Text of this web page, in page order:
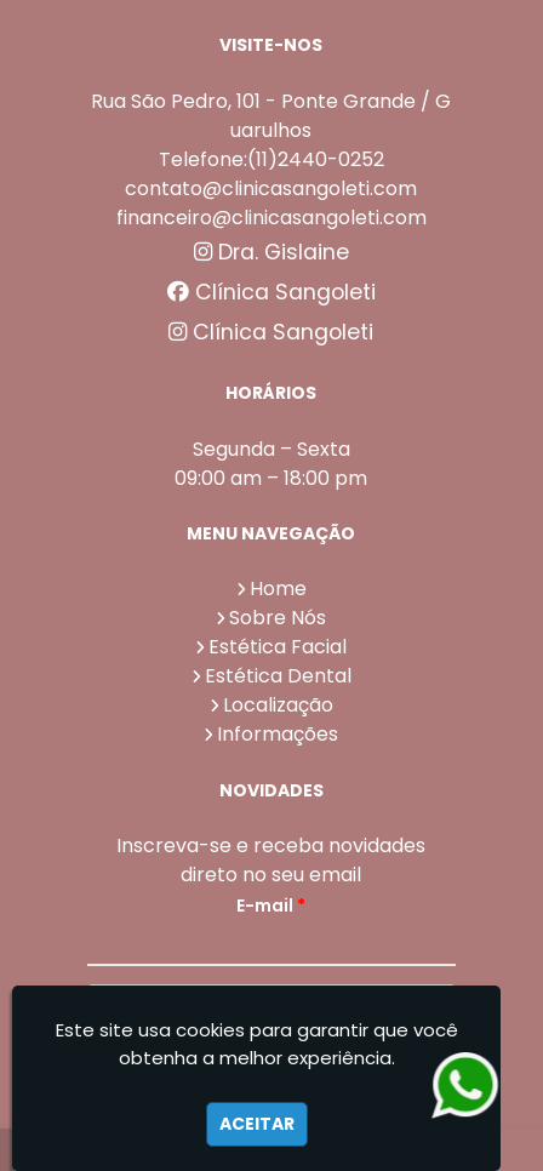
VISITE-NOS
Rua São Pedro, 101 - Ponte Grande / G
uarulhos
Telefone:(11)2440-0252
contato@clinicasangoleti.com
financeiro@clinicasangoleti.com
Dra. Gislaine
Clínica Sangoleti
Clínica Sangoleti
HORÁRIOS
Segunda – Sexta
09:00 am – 18:00 pm
MENU NAVEGAÇÃO
Home
Sobre Nós
Estética Facial
Estética Dental
Localização
Informações
NOVIDADES
Inscreva-se e receba novidades
direto no seu email
E-mail *
Sangoleti Odontologia - Estética Dental e
Este site usa cookies para garantir que você
obtenha a melhor experiência.
ACEITAR